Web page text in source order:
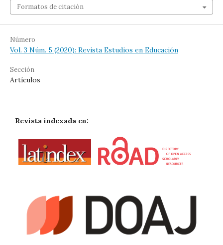
Formatos de citación
Número
Vol. 3 Núm. 5 (2020): Revista Estudios en Educación
Sección
Artículos
Revista indexada en: